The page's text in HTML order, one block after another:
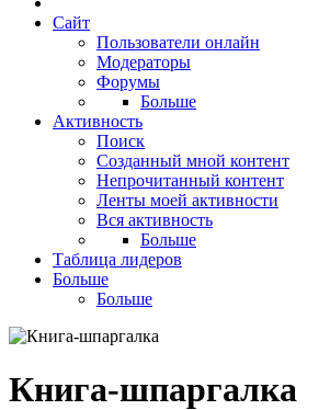
Сайт
Пользователи онлайн
Модераторы
Форумы
Больше
Активность
Поиск
Созданный мной контент
Непрочитанный контент
Ленты моей активности
Вся активность
Больше
Таблица лидеров
Больше
Больше
Книга-шпаргалка